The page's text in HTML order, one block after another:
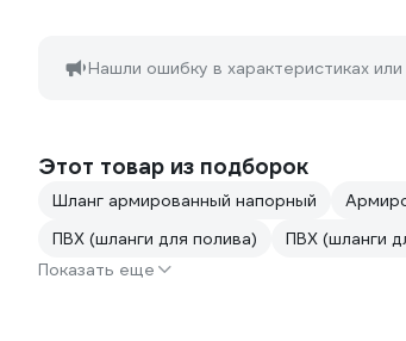
Нашли ошибку в характеристиках или
Этот товар из подборок
Шланг армированный напорный
ПВХ (шланги для полива)
ПВХ (шланги
Показать еще